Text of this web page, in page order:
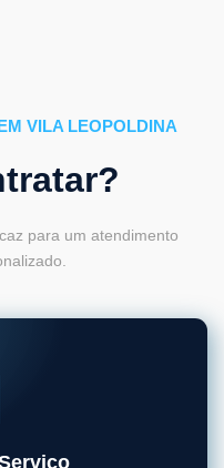
VILA LEOPOLDINA
para um atendimento